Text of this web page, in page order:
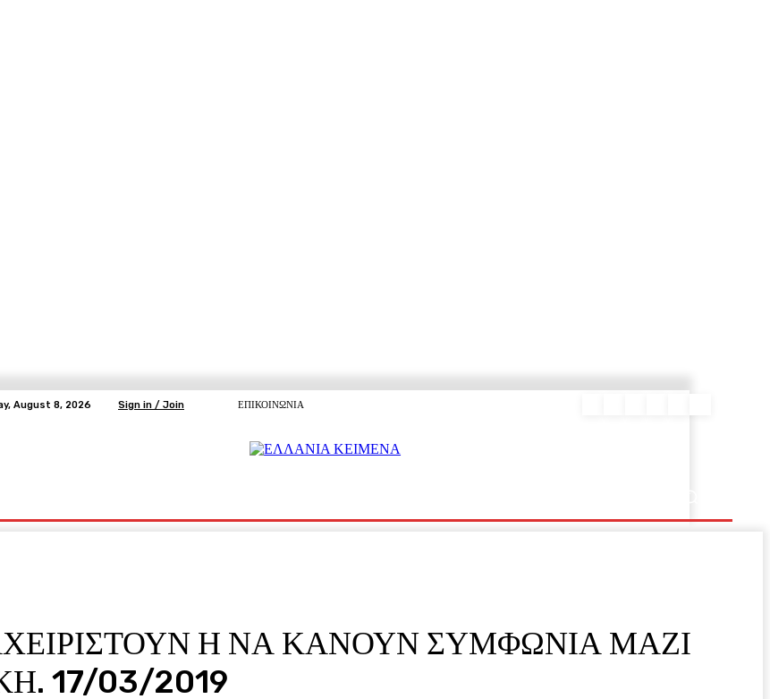
August 8, 2026 Sign in / Join ΕΠΙΚΟΙΝΩΝΙΑ
Η ΝΑ ΚΑΝΟΥΝ ΣΥΜΦΩΝΙΑ ΜΑΖΙ
17/03/2019